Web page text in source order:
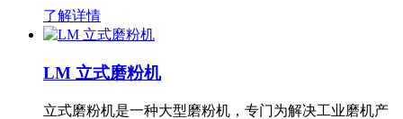
了解详情
LM 立式磨粉机
立式磨粉机是一种大型磨粉机，专门为解决工业磨机产